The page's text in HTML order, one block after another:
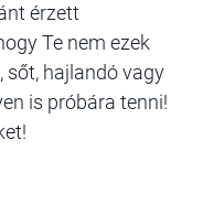
érzett
Te nem ezek
sőt, hajlandó vagy
is próbára tenni!